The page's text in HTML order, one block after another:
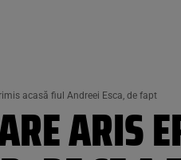
acasă fiul Andreei Esca, de fapt
ARIS